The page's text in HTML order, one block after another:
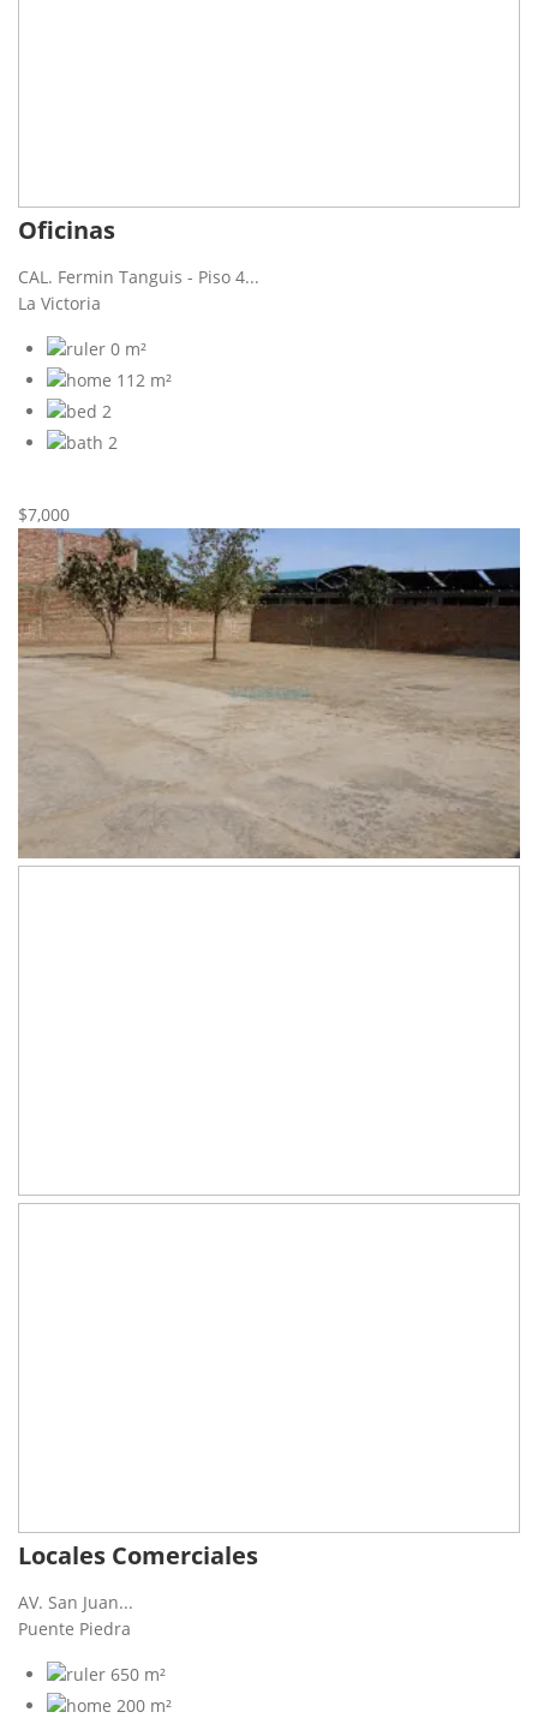
Oficinas
CAL. Fermin Tanguis - Piso 4...
La Victoria
0 m²
112 m²
2
2
$7,000
Locales Comerciales
AV. San Juan...
Puente Piedra
650 m²
200 m²